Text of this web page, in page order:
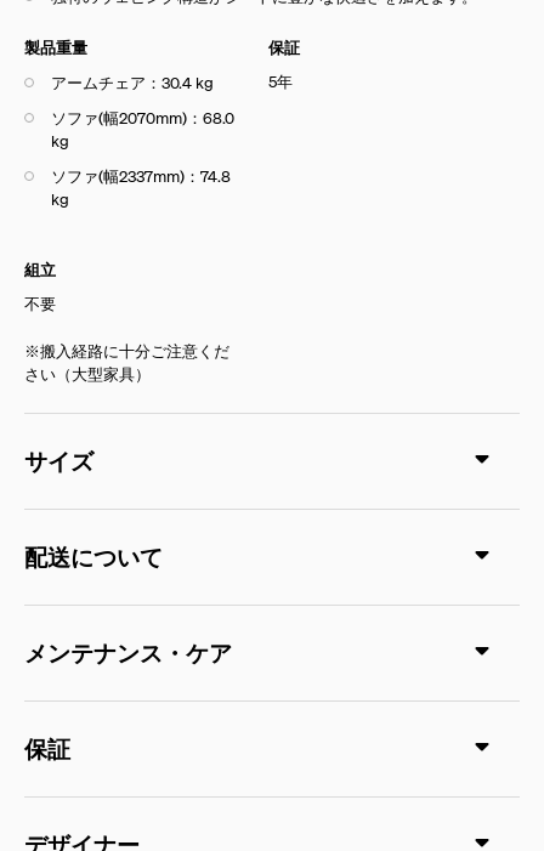
製品重量
アームチェア：30.4 kg
ソファ(幅2070mm)：68.0
kg
ソファ(幅2337mm)：74.8
kg
組立
不要
※搬入経路に十分ご注意くだ
さい（大型家具）
保証
5年
サイズ
配送について
メンテナンス・ケア
保証
デザイナー